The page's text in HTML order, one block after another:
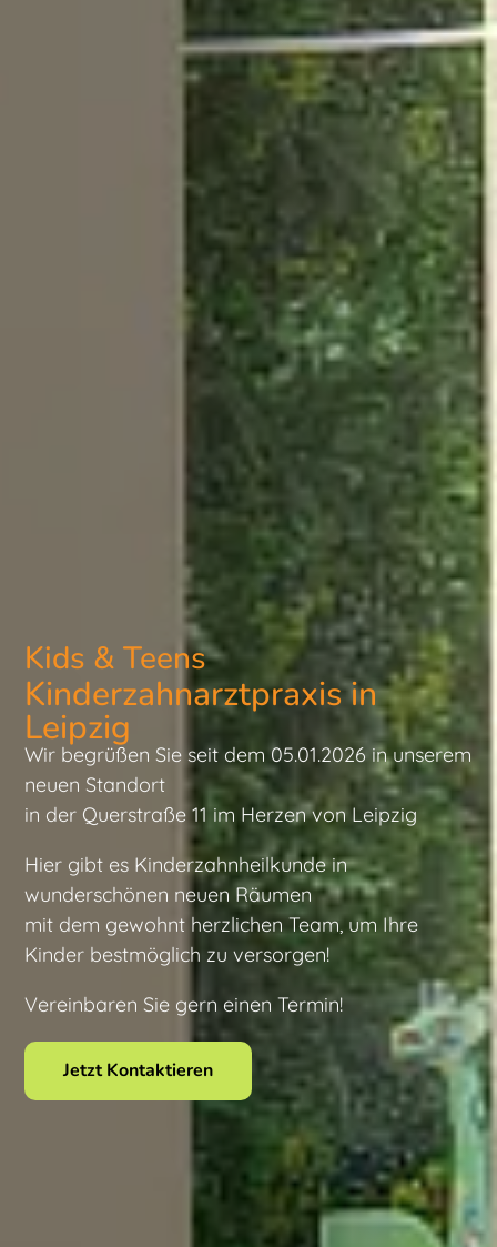
Kids & Teens
Kinderzahnarztpraxis in
Leipzig
Wir begrüßen Sie seit dem 05.01.2026 in unserem
neuen Standort
in der Querstraße 11 im Herzen von Leipzig
Hier gibt es Kinderzahnheilkunde in
wunderschönen neuen Räumen
mit dem gewohnt herzlichen Team, um Ihre
Kinder bestmöglich zu versorgen!
Vereinbaren Sie gern einen Termin!
Jetzt Kontaktieren